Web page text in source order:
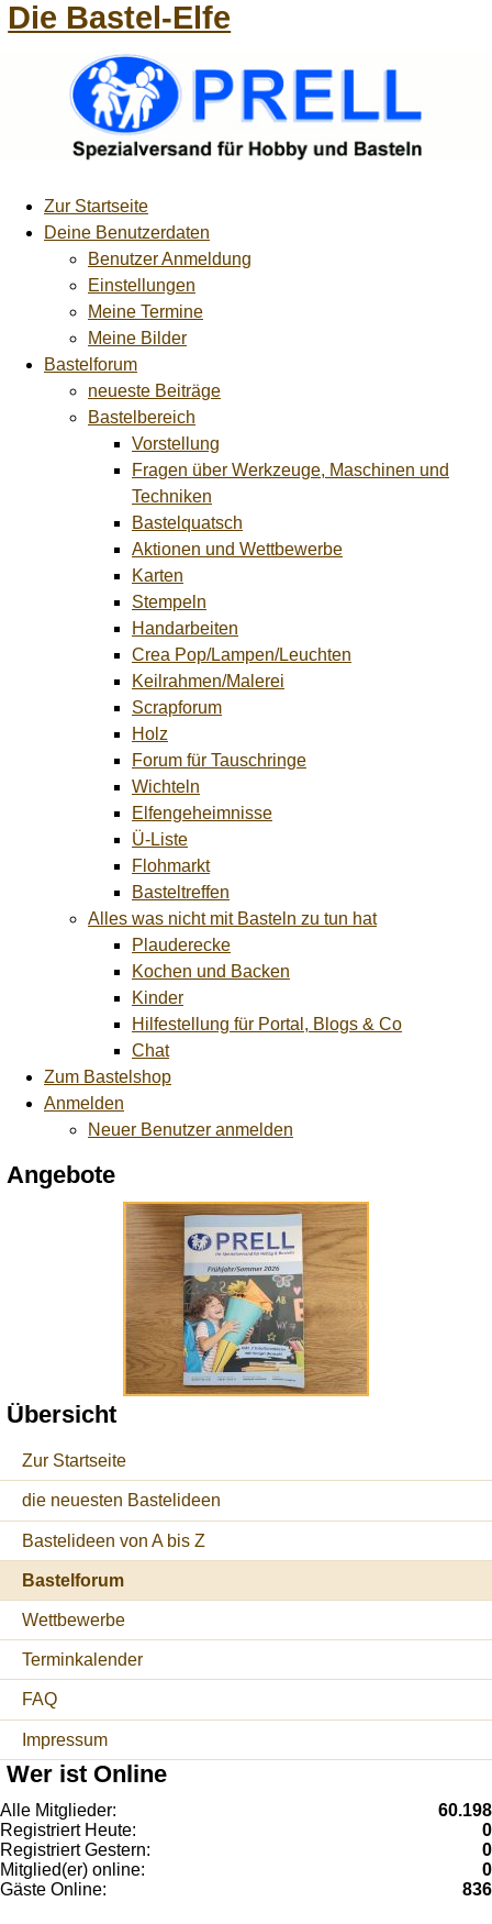
Die Bastel-Elfe
Zur Startseite
Deine Benutzerdaten
Benutzer Anmeldung
Einstellungen
Meine Termine
Meine Bilder
Bastelforum
neueste Beiträge
Bastelbereich
Vorstellung
Fragen über Werkzeuge, Maschinen und
Techniken
Bastelquatsch
Aktionen und Wettbewerbe
Karten
Stempeln
Handarbeiten
Crea Pop/Lampen/Leuchten
Keilrahmen/Malerei
Scrapforum
Holz
Forum für Tauschringe
Wichteln
Elfengeheimnisse
Ü-Liste
Flohmarkt
Basteltreffen
Alles was nicht mit Basteln zu tun hat
Plauderecke
Kochen und Backen
Kinder
Hilfestellung für Portal, Blogs & Co
Chat
Zum Bastelshop
Anmelden
Neuer Benutzer anmelden
Angebote
Übersicht
Zur Startseite
die neuesten Bastelideen
Bastelideen von A bis Z
Bastelforum
Wettbewerbe
Terminkalender
FAQ
Impressum
Wer ist Online
Alle Mitglieder:
60.198
Registriert Heute:
0
Registriert Gestern:
0
Mitglied(er) online:
0
Gäste Online:
836